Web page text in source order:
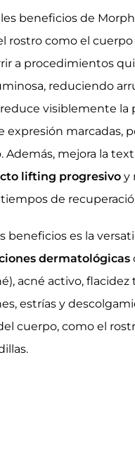
beneficios de
rostro como el cuerpo
a procedimientos
reduciendo
visiblemente la
expresión marcadas,
mejora la
lifting progresivo y
de
beneficios es la
dermatológicas
acné activo,
estrías y
cuerpo, como el